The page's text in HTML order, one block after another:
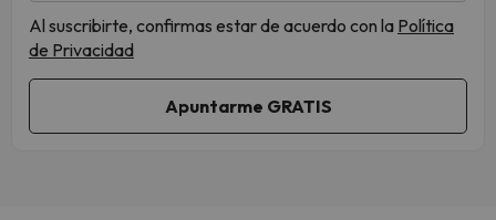
Al suscribirte, confirmas estar de acuerdo con la Política
de Privacidad